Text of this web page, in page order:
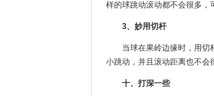
样的球跳动滚动都不会很多，
3、妙用切杆
当球在果岭边缘时，用切杆
小跳动，并且滚动距离也不会
十、打深一些